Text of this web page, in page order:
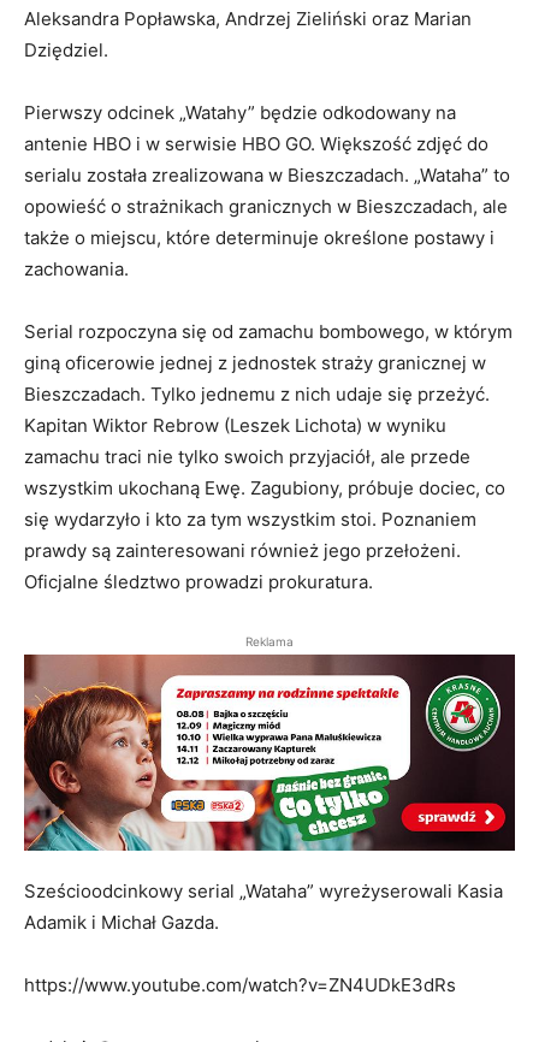
Aleksandra Popławska, Andrzej Zieliński oraz Marian
Dziędziel.
Pierwszy odcinek „Watahy” będzie odkodowany na
antenie HBO i w serwisie HBO GO. Większość zdjęć do
serialu została zrealizowana w Bieszczadach. „Wataha” to
opowieść o strażnikach granicznych w Bieszczadach, ale
także o miejscu, które determinuje określone postawy i
zachowania.
Serial rozpoczyna się od zamachu bombowego, w którym
giną oficerowie jednej z jednostek straży granicznej w
Bieszczadach. Tylko jednemu z nich udaje się przeżyć.
Kapitan Wiktor Rebrow (Leszek Lichota) w wyniku
zamachu traci nie tylko swoich przyjaciół, ale przede
wszystkim ukochaną Ewę. Zagubiony, próbuje dociec, co
się wydarzyło i kto za tym wszystkim stoi. Poznaniem
prawdy są zainteresowani również jego przełożeni.
Oficjalne śledztwo prowadzi prokuratura.
Reklama
Sześcioodcinkowy serial „Wataha” wyreżyserowali Kasia
Adamik i Michał Gazda.
https://www.youtube.com/watch?v=ZN4UDkE3dRs